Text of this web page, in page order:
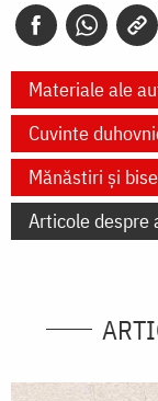
Materiale ale
Cuvinte
Mănăstiri și
Articole despre